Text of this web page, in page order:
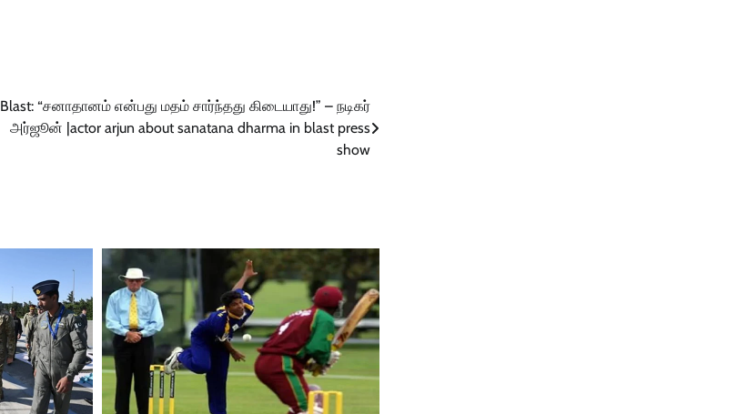
Blast: “சனாதானம் என்பது மதம் சார்ந்தது கிடையாது!” – நடிகர்
அர்ஜூன் |actor arjun about sanatana dharma in blast press
show